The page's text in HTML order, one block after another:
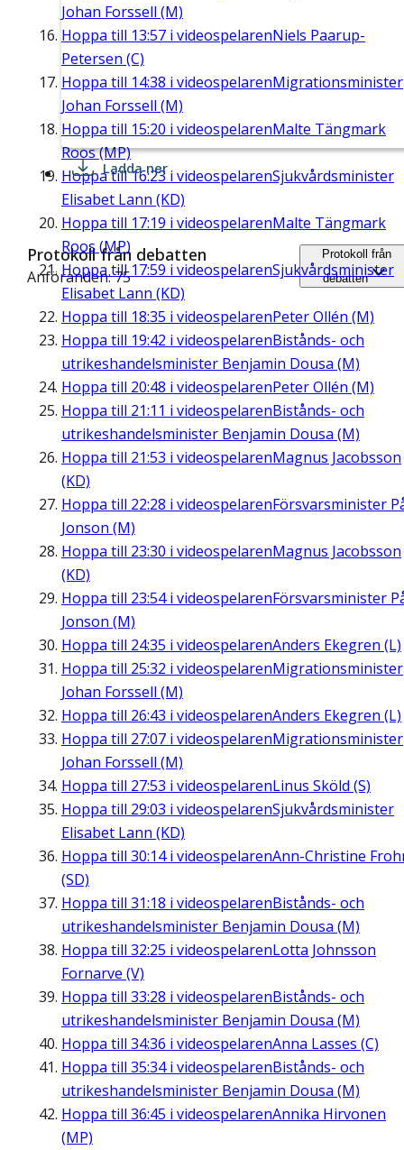
Johan Forssell (M)
Hoppa till 13:57 i videospelarenNiels Paarup-
Petersen (C)
Hoppa till 14:38 i videospelarenMigrationsminister
Johan Forssell (M)
Hoppa till 15:20 i videospelarenMalte Tängmark
Roos (MP)
Hoppa till16:23 i videospelarenSjukvårdsminister
Elisabet Lann (KD)
Hoppa till 17:19 i videospelarenMalte Tängmark
Roos (MP)
Hoppa till17:59 i videospelarenSjukvårdsminister
Elisabet Lann (KD)
Hoppa till 18:35 i videospelarenPeter Ollén (M)
Hoppa till 19:42 i videospelarenBistånds- och
utrikeshandelsminister Benjamin Dousa (M)
Hoppa till 20:48 i videospelarenPeter Ollén (M)
Hoppa till 21:11 i videospelarenBistånds- och
utrikeshandelsminister Benjamin Dousa (M)
Hoppa till 21:53 i videospelarenMagnus Jacobsson
(KD)
Hoppa till 22:28 i videospelarenFörsvarsminister
Jonson (M)
Hoppa till 23:30 i videospelarenMagnus Jacobsson
(KD)
Hoppa till 23:54i videospelarenFörsvarsminister
Jonson (M)
Hoppa till 24:35 i videospelarenAnders Ekegren (L)
Hoppa till 25:32 i videospelarenMigrationsminister
Johan Forssell (M)
Hoppa till 26:43 i videospelarenAnders Ekegren (L)
Hoppa till 27:07 i videospelarenMigrationsminister
Johan Forssell (M)
Hoppa till 27:53 i videospelarenLinus Sköld (S)
Hoppa till 29:03 i videospelarenSjukvårdsminister
Elisabet Lann (KD)
Hoppa till 30:14i videospelarenAnn-Christine
(SD)
Hoppa till 31:18 i videospelarenBistånds- och
utrikeshandelsminister Benjamin Dousa (M)
Hoppa till 32:25 i videospelarenLotta Johnsson
Fornarve (V)
Hoppa till 33:28 i videospelarenBistånds- och
utrikeshandelsminister Benjamin Dousa (M)
Hoppa till 34:36 i videospelarenAnna Lasses (C)
Hoppa till 35:34i videospelarenBistånds- och
utrikeshandelsminister Benjamin Dousa (M)
Hoppa till 36:45 i videospelarenAnnika Hirvonen
(MP)
Ladda ner
Protokoll från debatten
Anföranden: 75
Protokoll från
debatten